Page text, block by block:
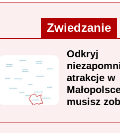
Zwiedzanie
Odkryj
atrakcje w
musisz